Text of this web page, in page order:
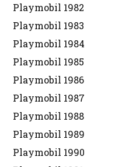
Playmobil 1982
Playmobil 1983
Playmobil 1984
Playmobil 1985
Playmobil 1986
Playmobil 1987
Playmobil 1988
Playmobil 1989
Playmobil 1990